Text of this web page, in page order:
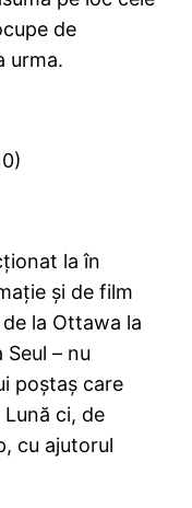
de
urma.
la în
şi de film
la Ottawa la
Seul – nu
poştaş care
ci, de
cu ajutorul